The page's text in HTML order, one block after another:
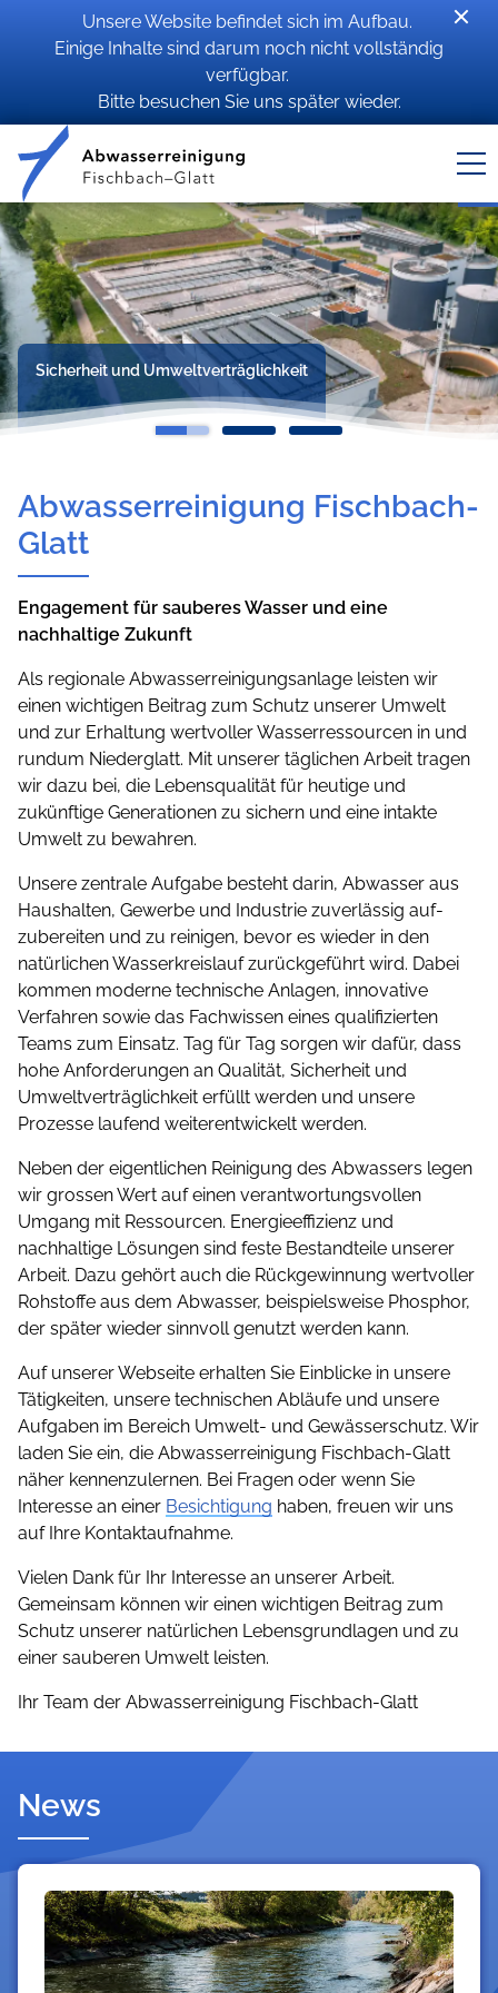
Unsere Website befindet sich im Aufbau.
Einige Inhalte sind darum noch nicht vollständig
verfügbar.
Bitte besuchen Sie uns später wieder.
Sicherheit und Umweltverträglichkeit
Abwasserreinigung Fischbach-
Glatt
Engagement für sauberes Wasser und eine
nachhaltige Zukunft
Als regionale Abwasserreinigungsanlage leisten wir
einen wichtigen Beitrag zum Schutz unserer Umwelt
und zur Erhaltung wertvoller Wasserressourcen in und
rundum Niederglatt. Mit unserer täglichen Arbeit tragen
wir dazu bei, die Lebensqualität für heutige und
zukünftige Generationen zu sichern und eine intakte
Umwelt zu bewahren.
Unsere zentrale Aufgabe besteht darin, Abwasser aus
Haushalten, Gewerbe und Industrie zuverlässig auf­
zubereiten und zu reinigen, bevor es wieder in den
natürlichen Wasserkreislauf zurückgeführt wird. Dabei
kommen moderne technische Anlagen, innovative
Verfahren sowie das Fachwissen eines qualifizierten
Teams zum Einsatz. Tag für Tag sorgen wir dafür, dass
hohe Anforderungen an Qualität, Sicherheit und
Umwelt­ver­träglichkeit erfüllt werden und unsere
Prozesse laufend weiterentwickelt werden.
Neben der eigentlichen Reinigung des Abwassers legen
wir grossen Wert auf einen verantwortungsvollen
Umgang mit Ressourcen. Energieeffizienz und
nachhaltige Lösungen sind feste Bestandteile unserer
Arbeit. Dazu gehört auch die Rückgewinnung wertvoller
Rohstoffe aus dem Abwasser, beispielsweise Phosphor,
der später wieder sinnvoll genutzt werden kann.
Auf unserer Webseite erhalten Sie Einblicke in unsere
Tätigkeiten, unsere technischen Abläufe und unsere
Aufgaben im Bereich Umwelt- und Gewässerschutz. Wir
laden Sie ein, die Abwasserreinigung Fischbach-Glatt
näher kennenzulernen. Bei Fragen oder wenn Sie
Interesse an einer Besichtigung haben, freuen wir uns
auf Ihre Kontaktaufnahme.
Vielen Dank für Ihr Interesse an unserer Arbeit.
Gemeinsam können wir einen wichtigen Beitrag zum
Schutz unserer natürlichen Lebensgrundlagen und zu
einer sauberen Umwelt leisten.
Ihr Team der Abwasserreinigung Fischbach-Glatt
News